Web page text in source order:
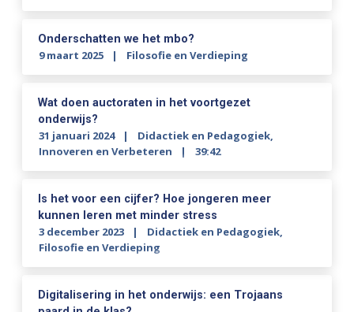
Onderschatten we het mbo?
9 maart 2025 Filosofie en Verdieping
Wat doen auctoraten in het voortgezet
onderwijs?
31 januari 2024 Didactiek en Pedagogiek,
Innoveren en Verbeteren
39:42
Is het voor een cijfer? Hoe jongeren meer
kunnen leren met minder stress
3 december 2023 Didactiek en Pedagogiek,
Filosofie en Verdieping
Digitalisering in het onderwijs: een Trojaans